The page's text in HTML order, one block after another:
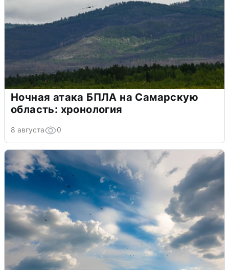
Ночная атака БПЛА на Самарскую
область: хронология
8 августа 0